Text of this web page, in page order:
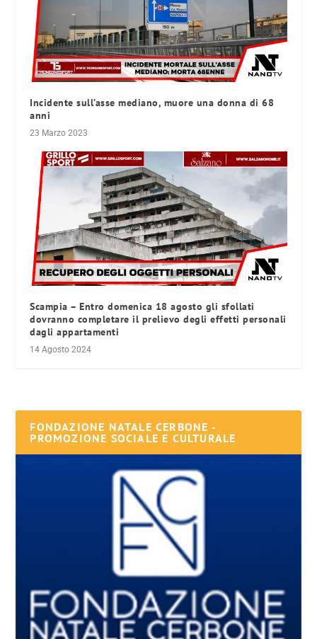
Incidente sull’asse mediano, muore una donna di 68
anni
23 Marzo 2023
Scampia – Entro domenica 18 agosto gli sfollati
dovranno completare il prelievo degli effetti personali
dagli appartamenti
14 Agosto 2024
FONDAZIONE NATALE CERBONE -
PROMOZIONE SOCIALE E CULTURALE